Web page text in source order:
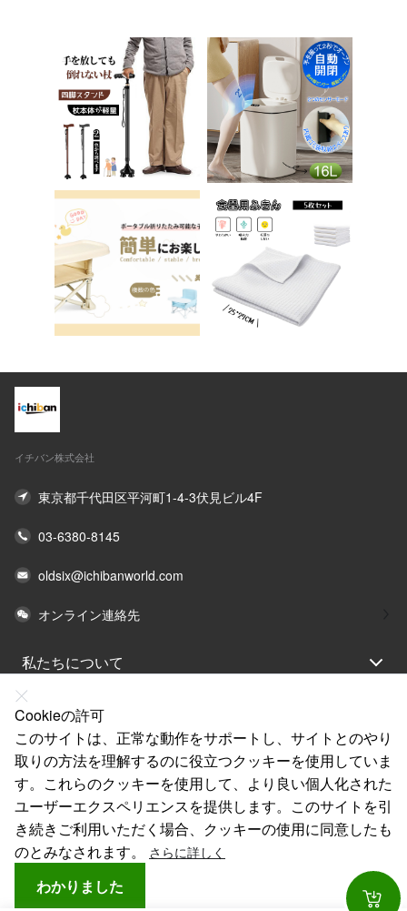
学習チェア オフィス
チェア パソコンチェ
ア ベロア調 インテリ
ア 椅子 イス 在宅ワ
ーク アシェル ブリリ
アント C-56
供用 便座 トイレ補助
踏み台 男の子 女の子
子供 子ども トイトレ
送料無料 ステップ ス
テップ台 トイレ D-2
8
イチバン株式会社
東京都千代田区平河町1-4-3伏見ビル4F
03-6380-8145
oldsix@ichibanworld.com
オンライン連絡先
私たちについて
法律声明
ヘルプ
サービス
リンク
Cookieの許可
このサイトは、正常な動作をサポートし、サイトとのやり
取りの方法を理解するのに役立つクッキーを使用していま
す。これらのクッキーを使用して、より良い個人化された
ユーザーエクスペリエンスを提供します。このサイトを引
き続きご利用いただく場合、クッキーの使用に同意したも
のとみなされます。
さらに詳しく
わかりました